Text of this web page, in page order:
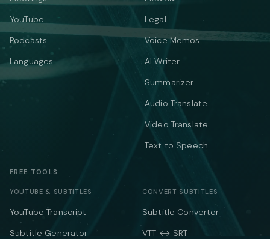
YouTube
Podcasts
Languages
Legal
Voice Memos
AI Writer
Summarizer
Audio Translate
Video Translate
Text to Speech
FREE TOOLS
YOUTUBE & SUBTITLES
YouTube Transcript
Subtitle Generator
CONVERT SUBTITLES
Subtitle Converter
VTT ↔ SRT